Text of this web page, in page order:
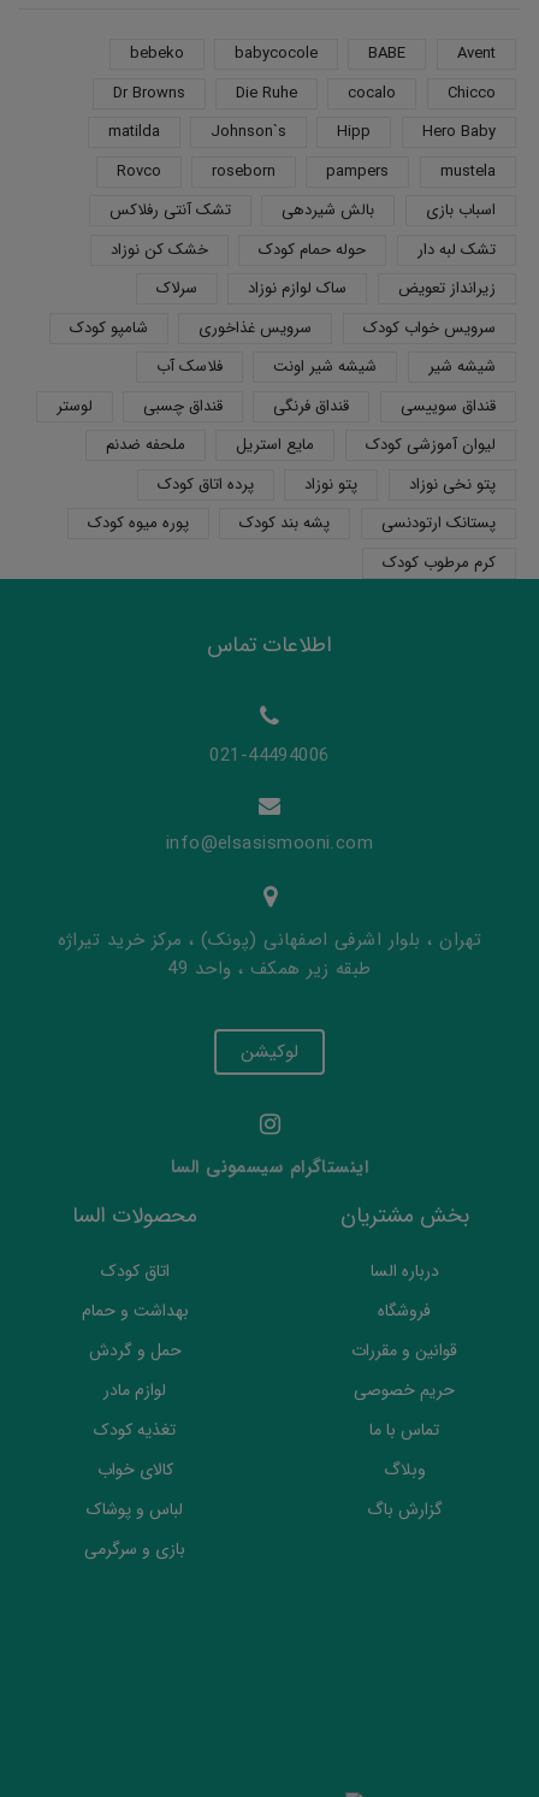
Avent
BABE
babycocole
bebeko
Chicco
cocalo
Die Ruhe
Dr Browns
Hero Baby
Hipp
Johnson`s
matilda
mustela
pampers
roseborn
Rovco
اسباب بازی
بالش شیردهی
تشک آنتی رفلاکس
تشک لبه دار
حوله حمام کودک
خشک کن نوزاد
زیرانداز تعویض
ساک لوازم نوزاد
سرلاک
سرویس خواب کودک
سرویس غذاخوری
شامپو کودک
شیشه شیر
شیشه شیر اونت
فلاسک آب
قنداق سوییسی
قنداق فرنگی قنداق چسبی
لوستر
لیوان آموزشی کودک
مایع استریل
ملحفه ضدنم
پتو نخی نوزاد
پتو نوزاد
پرده اتاق کودک
پستانک ارتودنسی
پشه بند کودک
پوره میوه کودک
کرم مرطوب کودک
اطلاعات تماس
021-44494006
info@elsasismooni.com
تهران ، بلوار اشرفی اصفهانی (پونک) ، مرکز خرید تیراژه
طبقه زیر همکف ، واحد 49
لوکیشن
اینستاگرام سیسمونی السا
بخش مشتریان
درباره السا
فروشگاه
قوانین و مقررات
حریم خصوصی
تماس با ما
وبلاگ
گزارش باگ
محصولات السا
اتاق کودک
بهداشت و حمام
حمل و گردش
لوازم مادر
تغذیه کودک
کالای خواب
لباس و پوشاک
بازی و سرگرمی